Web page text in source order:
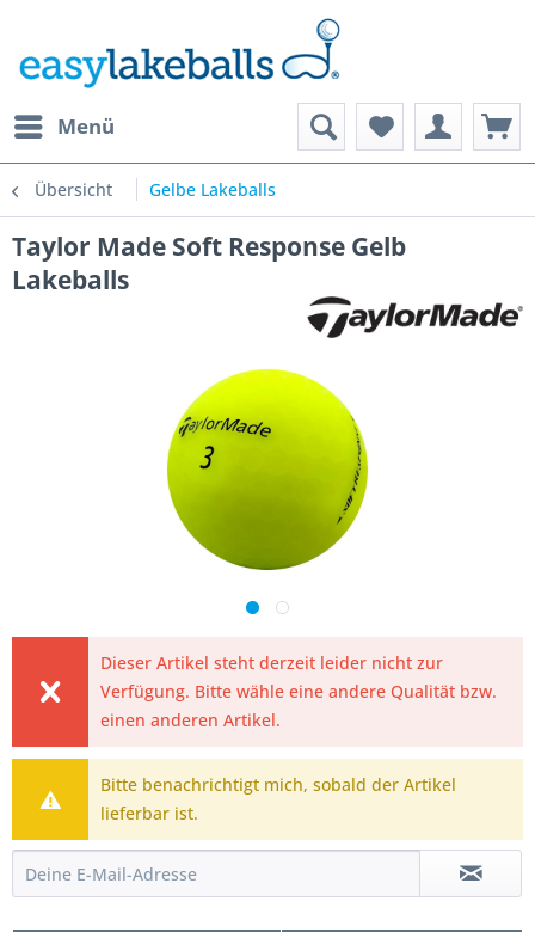
Menü
Übersicht Gelbe Lakeballs
Taylor Made Soft Response Gelb
Lakeballs
Dieser Artikel steht derzeit leider nicht zur
Verfügung. Bitte wähle eine andere Qualität bzw.
einen anderen Artikel.
Bitte benachrichtigt mich, sobald der Artikel
lieferbar ist.